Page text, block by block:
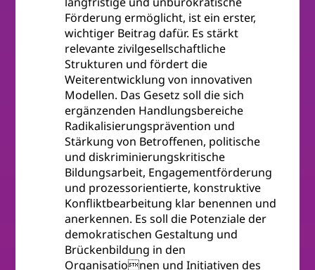
Förderung ermöglicht, ist ein erster,
wichtiger Beitrag dafür. Es stärkt
relevante zivilgesellschaftliche
Strukturen und fördert die
Weiterentwicklung von innovativen
Modellen. Das Gesetz soll die sich
ergänzenden Handlungsbereiche
Radikalisierungsprävention und
Stärkung von Betroffenen, politische
und diskriminierungskritische
Bildungsarbeit, Engagementförderung
und prozessorientierte, konstruktive
Konfliktbearbeitung klar benennen und
anerkennen. Es soll die Potenziale der
demokratischen Gestaltung und
Brückenbildung in den
Organisationen und Initiativen des